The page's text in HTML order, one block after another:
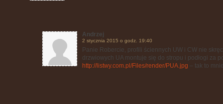
Andrzej
2 stycznia 2015 o godz. 19:40
Panie Robercie, profili ściennych UW i CW nie
drzwiowych UA montuje się do stropu i podłogi za
http://listwy.com.pl/Files/render/PUA.jpg – tak to